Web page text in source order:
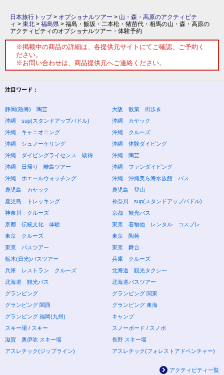
日本旅行トップ> オプショナルツアー > 山・森・高原のアクティビテ
ィ > 東北 > 福島県 > 福島・飯坂・二本松・猪苗代・相馬の山・森・高原の
アクティビティのオプショナルツアー・体験予約
※掲載中の商品の詳細は、各提供元サイトにてご確認、ご予約く
ださい。
※お問い合わせは、商品提供元へご連絡ください。
注目ワード：
静岡(熱海) 陶芸
大阪 散策 街歩き
沖縄 sup(スタンドアップパドル)
沖縄 カヤック
沖縄 キャニオニング
沖縄 クルーズ
沖縄 シュノーケリング
沖縄 体験ダイビング
沖縄 ダイビングライセンス 取得
沖縄 陶芸
沖縄 日帰り 離島ツアー
沖縄 ファンダイビング
沖縄 ホエールウォッチング
沖縄 沖縄美ら海水族館 バス
鹿児島 カヤック
鹿児島 登山
鹿児島 トレッキング
神奈川 sup(スタンドアップパドル)
神奈川 クルーズ
京都 観光バス
京都 伝統文化 体験
東京 着物他 レンタル コスプレ
東京 クルーズ
東京 陶芸
東京 バスツアー
東京 舞台
栃木(日光)バスツアー
兵庫 クルーズ
兵庫 レストラン クルーズ
北海道 観光タクシー
北海道 観光バス
北海道バスツアー
グランピング
グランピング 関東
グランピング 関西
グランピング 東海
グランピング 福岡(九州)
キャンプ
スキー場 / スキー
スノーボード / スノボ
滋賀 奥伊吹 スキー場
長野 スキー場
アスレチック(ジップライン)
アスレチック(フォレストアドベンチャー)
アクティビティ一覧